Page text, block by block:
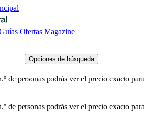
Guías Ofertas Magazine
Opciones de búsqueda
de personas podrás ver el precio exacto para
de personas podrás ver el precio exacto para